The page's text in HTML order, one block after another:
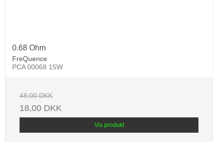
0.68 Ohm
FreQuence
PCA 00068 15W
48,00 DKK
18,00 DKK
Vis produkt